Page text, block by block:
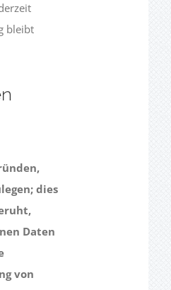
bleibt
dies
Daten
von